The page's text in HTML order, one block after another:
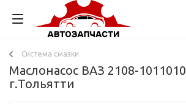
Система смазки
Маслонасос ВАЗ 2108-1011010
г.Тольятти